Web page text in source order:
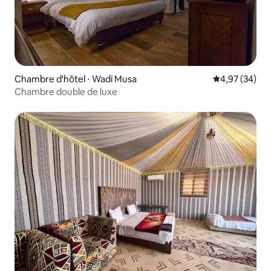
Chambre d'hôtel ⋅ Wadi Musa Évaluation
4,97 (34)
Chambre double de luxe